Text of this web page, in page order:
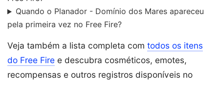
Quando o Planador - Domínio dos Mares apareceu
pela primeira vez no Free Fire?
Veja também a lista completa com todos os itens
do Free Fire e descubra cosméticos, emotes,
recompensas e outros registros disponíveis no